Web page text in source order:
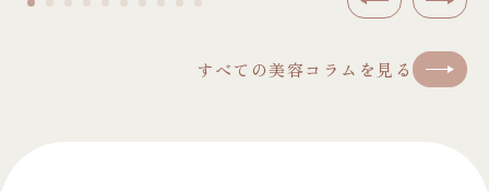
前へ 次へ
すべての美容コラムを見る